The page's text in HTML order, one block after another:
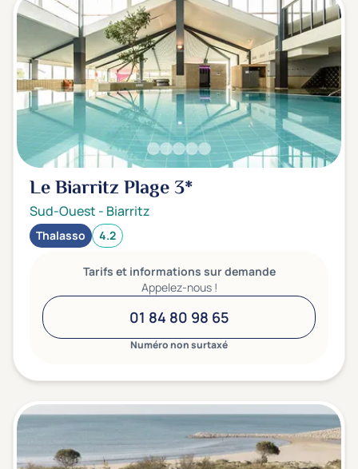
Le Biarritz Plage3*
Sud-Ouest - Biarritz
Thalasso 4.2
Tarifs et informations sur demande
Appelez-nous !
01 84 80 98 65
Numéro non surtaxé